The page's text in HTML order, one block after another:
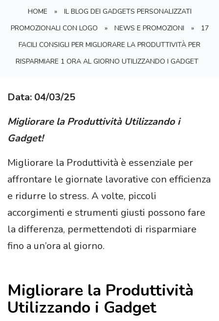
HOME »
IL BLOG DEI GADGETS PERSONALIZZATI
PROMOZIONALI CON LOGO
» NEWS E PROMOZIONI »
17
FACILI CONSIGLI PER MIGLIORARE LA PRODUTTIVITÀ PER
RISPARMIARE 1 ORA AL GIORNO UTILIZZANDO I GADGET
Data: 04/03/25
Migliorare la Produttività Utilizzando i
Gadget!
Migliorare la Produttività è essenziale per
affrontare le giornate lavorative con efficienza
e ridurre lo stress. A volte, piccoli
accorgimenti e strumenti giusti possono fare
la differenza, permettendoti di risparmiare
fino a un’ora al giorno.
Migliorare la Produttività
Utilizzando i Gadget